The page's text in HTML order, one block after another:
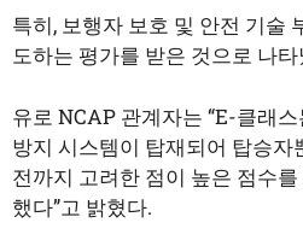
특히, 보행자 보호 및 안전 기술
도하는 평가를 받은 것으로 나타
유로 NCAP 관계자는 “E-클래
방지 시스템이 탑재되어 탑승
전까지 고려한 점이 높은 점수
했다”고 밝혔다.